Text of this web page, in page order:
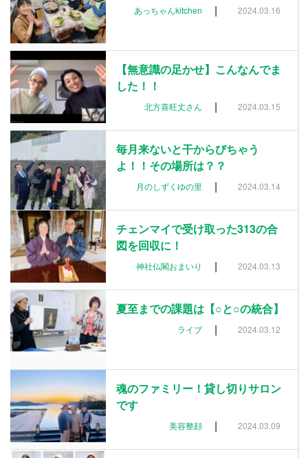
あっちゃんkitchen | 2024.03.16
【無意識の足かせ】こんなんでま
した！！
北方喜旺丈さん | 2024.03.15
毎月来ないと干からびちゃう
よ！！その場所は？？
月のしずくゆの里 | 2024.03.14
チェンマイで受け取った313の合
図を回収に！
神社仏閣おまいり | 2024.03.13
夏至までの課題は【○と○の統合】
ライブ | 2024.03.12
魂のファミリー！貸し切りサロン
です
美容整顔 | 2024.03.09